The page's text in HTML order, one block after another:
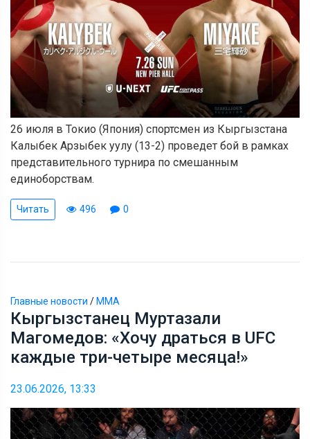
26 июля в Токио (Япония) спортсмен из Кыргызстана
Калыбек Арзыбек уулу (13-2) проведет бой в рамках
представительного турнира по смешанным
единоборствам.
Читать 496 0
Главные новости / ММА
Кыргызстанец Муртазали
Магомедов: «Хочу драться в UFC
каждые три-четыре месяца!»
23.06.2026, 13:33